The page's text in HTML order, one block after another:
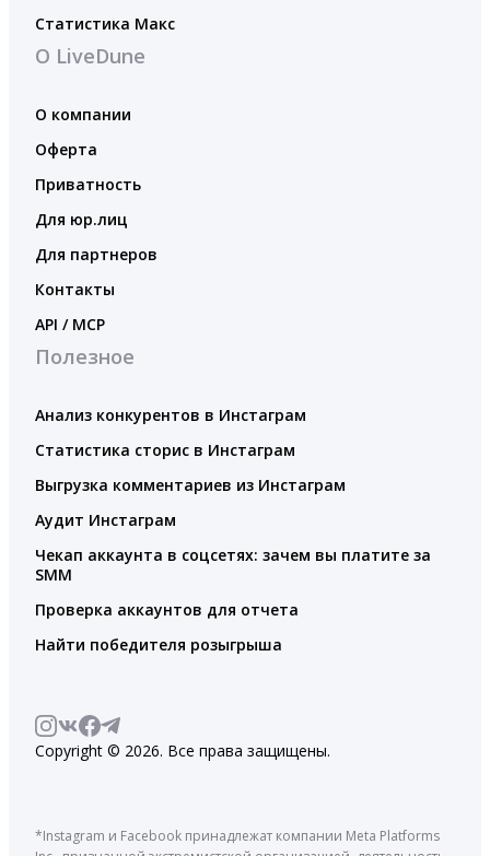
Статистика Макс
О LiveDune
О компании
Оферта
Приватность
Для юр.лиц
Для партнеров
Контакты
API / MCP
Полезное
Анализ конкурентов в Инстаграм
Статистика сторис в Инстаграм
Выгрузка комментариев из Инстаграм
Аудит Инстаграм
Чекап аккаунта в соцсетях: зачем вы платите за
SMM
Проверка аккаунтов для отчета
Найти победителя розыгрыша
Copyright © 2026. Все права защищены.
*Instagram и Facebook принадлежат компании Meta Platforms